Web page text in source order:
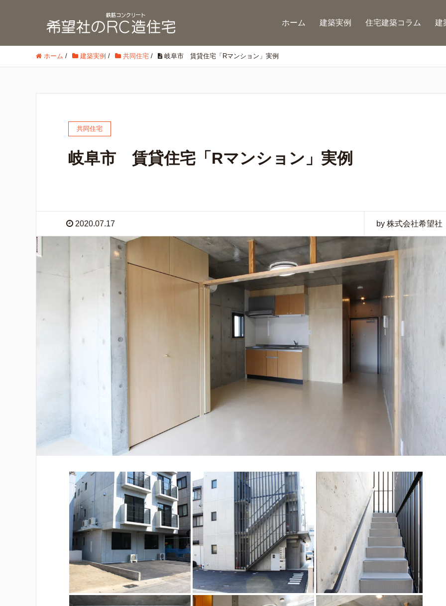
ホーム 建築実例 住宅建築コラム 建
ホーム / 建築実例 / 共同住宅 / 岐阜市 賃貸住宅「Rマンション」実例
共同住宅
岐阜市 賃貸住宅「Rマンション」実例
2020.07.17 by 株式会社希望社